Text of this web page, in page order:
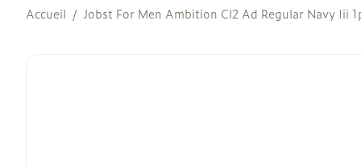
Accueil / Jobst For Men Ambition Cl2 Ad Regular Navy Iii
Jobst For Men Ambition